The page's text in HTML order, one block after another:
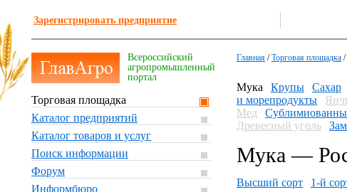
Зарегистрировать предприятие
Всероссийский
агропромышленный
портал
Торговая площадка
Каталог предприятий
Каталог товаров и услуг
Поиск информации
Форум
Информбюро
Главная /Торговая площадка /
Мука Крупы Сахар
и морепродукты
Мед
Древесный уголь
Мука —
Высший сорт
1-й